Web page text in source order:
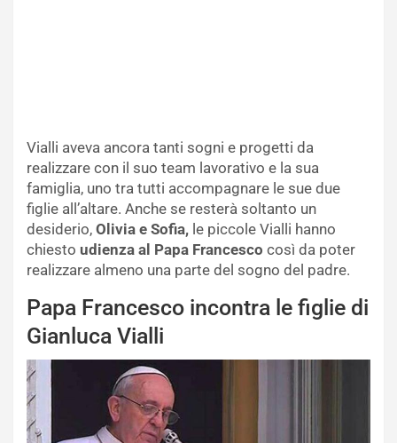
Vialli aveva ancora tanti sogni e progetti da
realizzare con il suo team lavorativo e la sua
famiglia, uno tra tutti accompagnare le sue due
figlie all’altare. Anche se resterà soltanto un
desiderio, Olivia e Sofia, le piccole Vialli hanno
chiesto udienza al Papa Francesco così da poter
realizzare almeno una parte del sogno del padre.
Papa Francesco incontra le figlie di
Gianluca Vialli